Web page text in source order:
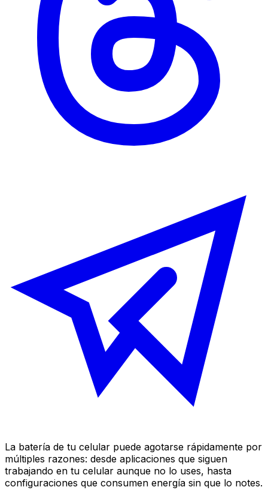
La batería de tu celular puede agotarse rápidamente por
múltiples razones: desde aplicaciones que siguen
trabajando en tu celular aunque no lo uses, hasta
configuraciones que consumen energía sin que lo notes.